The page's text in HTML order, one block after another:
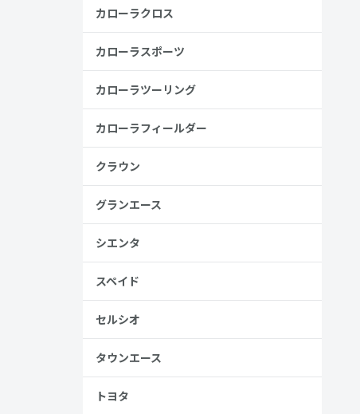
カローラクロス
カローラスポーツ
カローラツーリング
カローラフィールダー
クラウン
グランエース
シエンタ
スペイド
セルシオ
タウンエース
トヨタ